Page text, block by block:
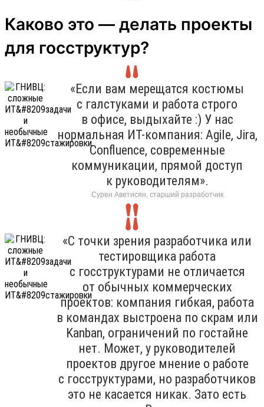
Каково это — делать проекты
для госструктур?
«Если вам мерещатся костюмы
с галстуками и работа строго
в офисе, выдыхайте :) У нас
нормальная ИТ-компания: Agile, Jira,
Confluence, современные
коммуникации, прямой доступ
к руководителям».
Сурен Аветисян, старший разработчик
«С точки зрения разработчика или
тестировщика работа
с госструктурами не отличается
от обычных коммерческих
проектов: компания гибкая, работа
в командах выстроена по скрам или
Kanban, ограничений по гостайне
нет. Может, у руководителей
проектов другое мнение о работе
с госструктурами, но разработчиков
это не касается никак. Зато есть